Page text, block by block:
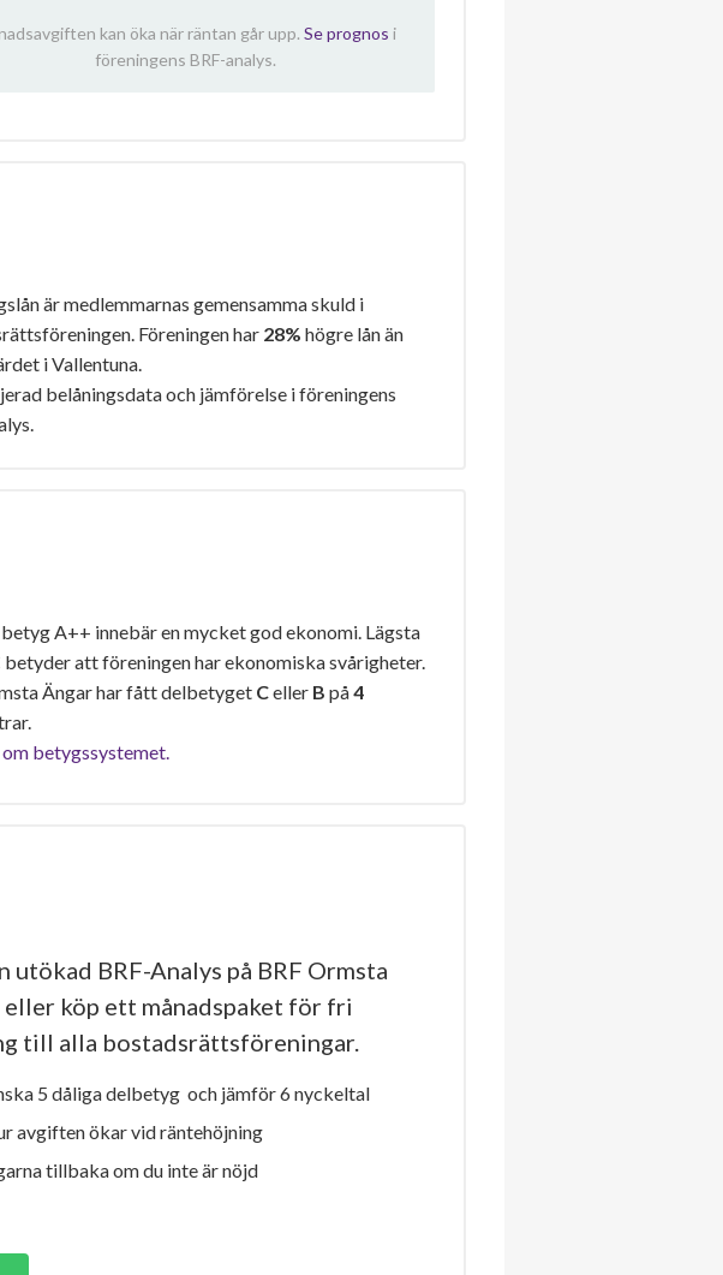
kan öka när räntan går upp. Se prognos i
föreningens BRF-analys.
är medlemmarnas gemensamma skuld i
Föreningen har 28% högre lån än
i Vallentuna.
belåningsdata och jämförelse i föreningens
A++ innebär en mycket god ekonomi. Lägsta
betyder att föreningen har ekonomiska svårigheter.
Ängar har fått delbetyget Celler B på4
om betygssystemet.
utökad BRF-Analys på BRF Ormsta
eller köp ett månadspaket för fri
till alla bostadsrättsföreningar.
5 dåliga delbetyg och jämför 6 nyckeltal
avgiften ökar vid räntehöjning
tillbaka om du inte är nöjd